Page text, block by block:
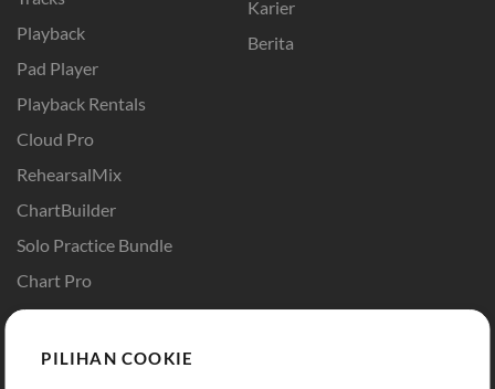
Playback
Pad Player
Playback Rentals
Cloud Pro
RehearsalMix
ChartBuilder
Solo Practice Bundle
Chart Pro
Template ProPresenter
Sound
Karier
Berita
PILIHAN COOKIE